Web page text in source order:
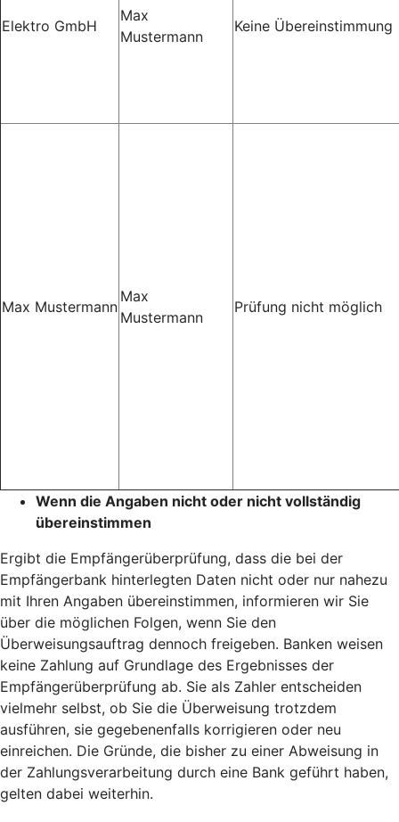
Elektro GmbH
Max
Mustermann
Keine Übereinstimmung
Max Mustermann
Max
Mustermann
Prüfung nicht möglich
Wenn die Angaben nicht oder nicht vollständig
übereinstimmen
Ergibt die Empfängerüberprüfung, dass die bei der
Empfängerbank hinterlegten Daten nicht oder nur nahezu
mit Ihren Angaben übereinstimmen, informieren wir Sie
über die möglichen Folgen, wenn Sie den
Überweisungsauftrag dennoch freigeben. Banken weisen
keine Zahlung auf Grundlage des Ergebnisses der
Empfängerüberprüfung ab. Sie als Zahler entscheiden
vielmehr selbst, ob Sie die Überweisung trotzdem
ausführen, sie gegebenenfalls korrigieren oder neu
einreichen. Die Gründe, die bisher zu einer Abweisung in
der Zahlungsverarbeitung durch eine Bank geführt haben,
gelten dabei weiterhin.